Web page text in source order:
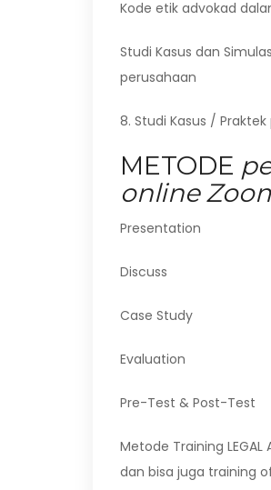
Kode etik advokad
Studi Kasus dan
perusahaan
8. Studi Kasus / Praktek
METODE
online
Presentation
Discuss
Case Study
Evaluation
Pre-Test & Post-Test
Metode Training
dan bisa juga training